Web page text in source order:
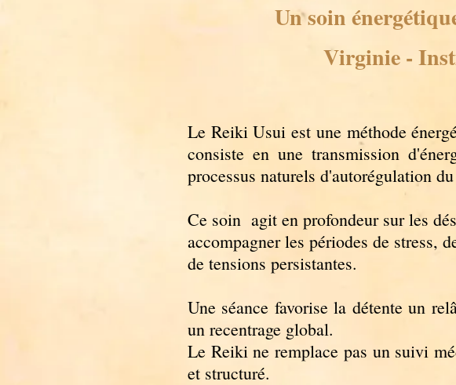
Un soin
Virginie -
Le Reiki Usui est une méthode
consiste en une transmission
processus naturels d'autorégulation
Ce soin agit en profondeur sur les
accompagner les périodes de stress,
de tensions persistantes.
Une séance favorise la détente un
un recentrage global.
Le Reiki ne remplace pas un suivi
et structuré.